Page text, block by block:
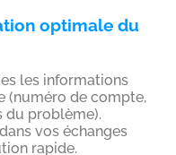
optimale du
les informations
(numéro de compte,
du problème).
vos échanges
rapide.